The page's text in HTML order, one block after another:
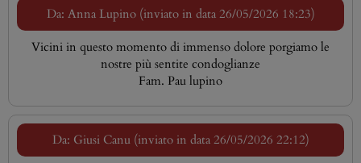
Da: Anna Lupino (inviato in data 26/05/2026 18:23)
Vicini in questo momento di immenso dolore porgiamo le
nostre più sentite condoglianze
Fam. Pau lupino
Da: Giusi Canu (inviato in data 26/05/2026 22:12)